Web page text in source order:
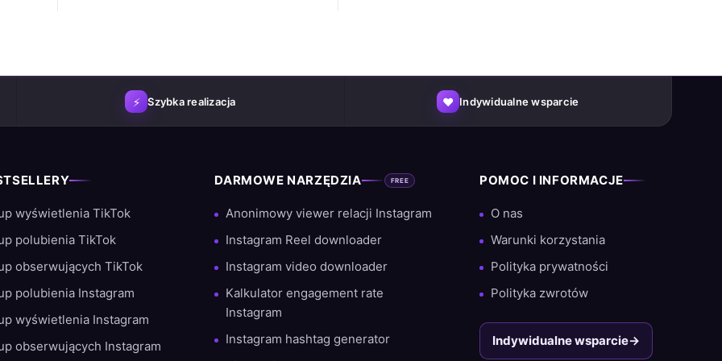
na jakości i satysfakcji klienta. Dzięki tysiącom udanych zamówień i dużemu odsetkowi powracających klientów
⚡ Szybka realizacja ♥ Indywidualne wsparcie
wyświetlenia TikTok
polubienia TikTok
obserwujących TikTok
polubienia Instagram
wyświetlenia Instagram
obserwujących Instagram
DARMOWE NARZĘDZIA FREE
Anonimowy viewer relacji Instagram
Instagram Reel downloader
Instagram video downloader
Kalkulator engagement rate
Instagram
Instagram hashtag generator
POMOC I INFORMACJE
O nas
Warunki korzystania
Polityka prywatności
Polityka zwrotów
Indywidualne wsparcie→